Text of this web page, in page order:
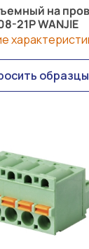
на
21P WANJIE
образцы